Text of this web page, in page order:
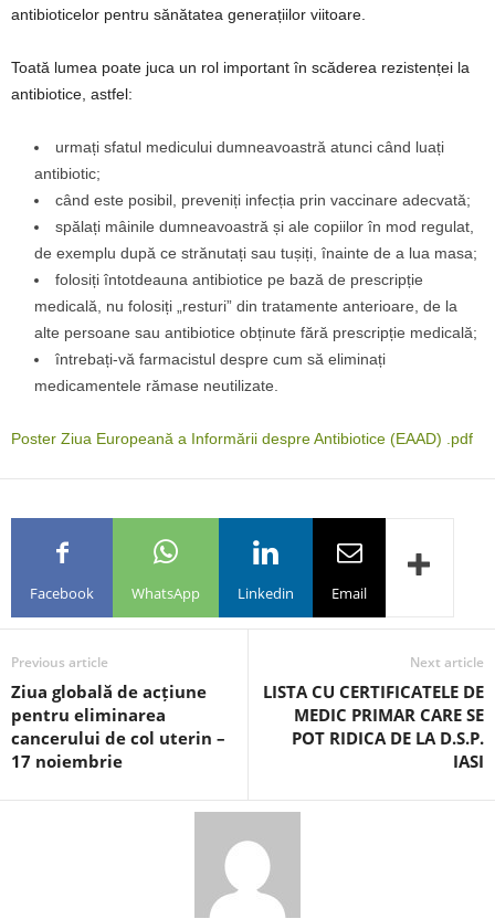
antibioticelor pentru sănătatea generațiilor viitoare.
Toată lumea poate juca un rol important în scăderea rezistenței la
antibiotice, astfel:
urmați sfatul medicului dumneavoastră atunci când luați
antibiotic;
când este posibil, preveniți infecția prin vaccinare adecvată;
spălați mâinile dumneavoastră și ale copiilor în mod regulat,
de exemplu după ce strănutați sau tușiți, înainte de a lua masa;
folosiți întotdeauna antibiotice pe bază de prescripție
medicală, nu folosiți „resturi” din tratamente anterioare, de la
alte persoane sau antibiotice obținute fără prescripție medicală;
întrebați-vă farmacistul despre cum să eliminați
medicamentele rămase neutilizate.
Poster Ziua Europeană a Informării despre Antibiotice (EAAD) .pdf
Facebook WhatsApp Linkedin Email
Previous article
Ziua globală de acțiune
pentru eliminarea
cancerului de col uterin –
17 noiembrie
Next article
LISTA CU CERTIFICATELE DE
MEDIC PRIMAR CARE SE
POT RIDICA DE LA D.S.P.
IASI